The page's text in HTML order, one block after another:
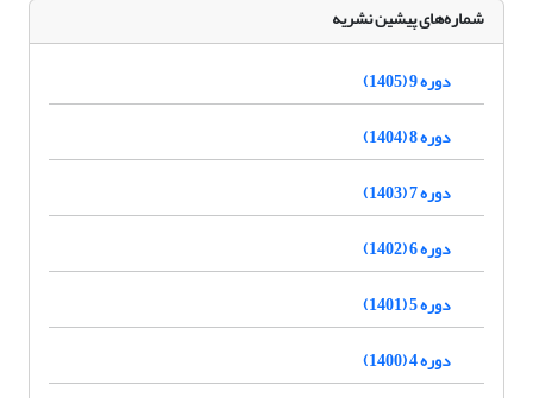
شماره‌های پیشین نشریه
دوره 9 (1405)
دوره 8 (1404)
دوره 7 (1403)
دوره 6 (1402)
دوره 5 (1401)
دوره 4 (1400)